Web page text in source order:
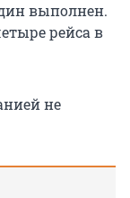
выполнен.
рейса в
не